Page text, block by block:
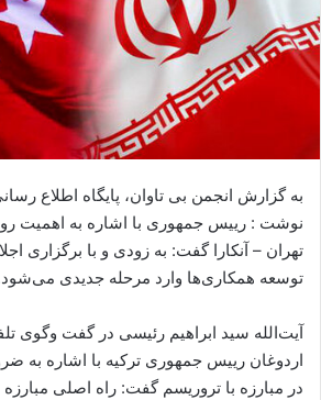
ی
ل
به گزارش انجمن بی تاوان، پایگاه اطلاع
نوشت : رییس جمهوری با اشاره به اهمیت
تهران – آنکارا گفت: به زودی و با برگزاری
توسعه همکاری‌ها وارد مرحله جدیدی
آیت‌الله سید ابراهیم رئیسی در گفت وگوی
اردوغان رییس جمهوری ترکیه‌ با اشاره به
در مبارزه با تروریسم گفت: راه اصلی مبارزه